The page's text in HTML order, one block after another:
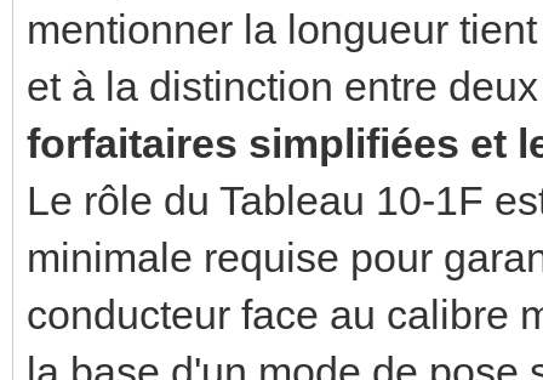
mentionner la longueur
et à la distinction entre
forfaitaires simplifiées et
Le rôle du Tableau 10-1F
minimale requise pour
conducteur face au calibre